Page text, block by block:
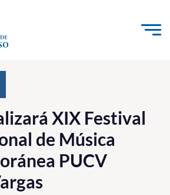
al contenido
e Innovación
XIX Festival
de Música
PUCV